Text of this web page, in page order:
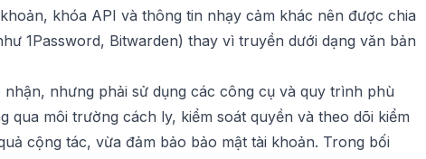
khóa API và thông tin nhạy cảm khác nên được chia
1Password, Bitwarden) thay vì truyền dưới dạng văn bản
nhưng phải sử dụng các công cụ và quy trình phù
qua môi trường cách ly, kiểm soát quyền và theo dõi kiểm
cộng tác, vừa đảm bảo bảo mật tài khoản. Trong bối